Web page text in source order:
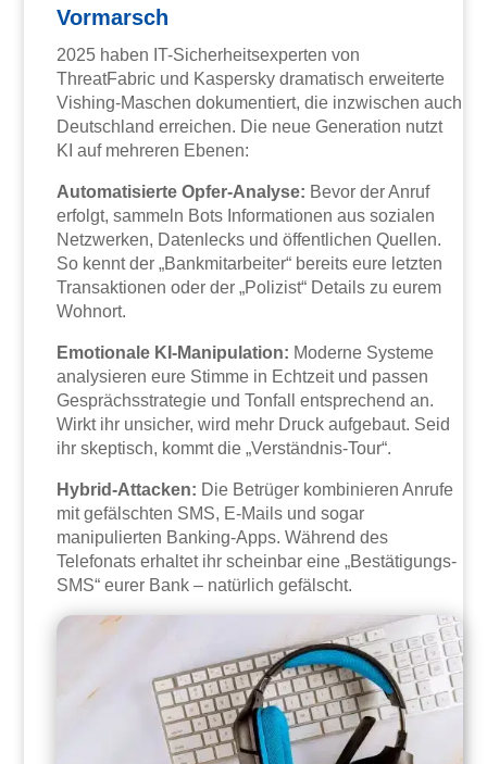
Vormarsch
2025 haben IT-Sicherheitsexperten von
ThreatFabric und Kaspersky dramatisch erweiterte
Vishing-Maschen dokumentiert, die inzwischen auch
Deutschland erreichen. Die neue Generation nutzt
KI auf mehreren Ebenen:
Automatisierte Opfer-Analyse: Bevor der Anruf
erfolgt, sammeln Bots Informationen aus sozialen
Netzwerken, Datenlecks und öffentlichen Quellen.
So kennt der „Bankmitarbeiter“ bereits eure letzten
Transaktionen oder der „Polizist“ Details zu eurem
Wohnort.
Emotionale KI-Manipulation: Moderne Systeme
analysieren eure Stimme in Echtzeit und passen
Gesprächsstrategie und Tonfall entsprechend an.
Wirkt ihr unsicher, wird mehr Druck aufgebaut. Seid
ihr skeptisch, kommt die „Verständnis-Tour“.
Hybrid-Attacken: Die Betrüger kombinieren Anrufe
mit gefälschten SMS, E-Mails und sogar
manipulierten Banking-Apps. Während des
Telefonats erhaltet ihr scheinbar eine „Bestätigungs-
SMS“ eurer Bank – natürlich gefälscht.